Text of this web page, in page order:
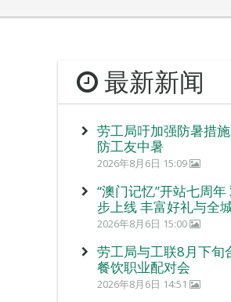
最新新闻
劳工局吁加强防暑措
防工友中暑
2026年8月6日 15:09
“澳门记忆”开站七周
步上线 丰富好礼与全
2026年8月6日 15:00
劳工局与工联8月下旬
餐饮职业配对会
2026年8月6日 14:51